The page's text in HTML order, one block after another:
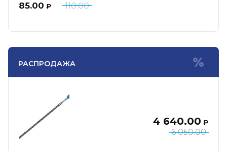
110.00
85.00 ₽
РАСПРОДАЖА
6 050.00
4 640.00 ₽